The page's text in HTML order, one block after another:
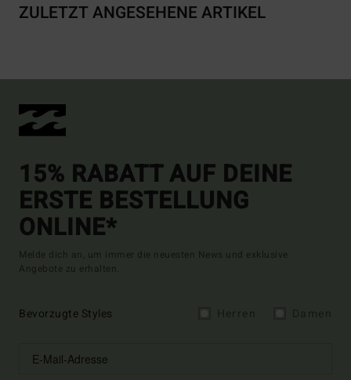
ZULETZT ANGESEHENE ARTIKEL
15% RABATT AUF DEINE
ERSTE BESTELLUNG
ONLINE*
Melde dich an, um immer die neuesten News und exklusive
Angebote zu erhalten.
Bevorzugte Styles